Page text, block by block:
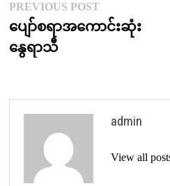
Post
navigation
PREVIOUS POSTPrevious
post:
ပျော်စရာအကောင်းဆုံး
နွေရာသီ
admin
View all